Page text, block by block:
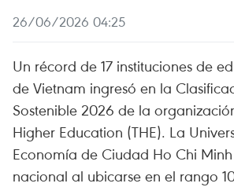
26/06/2026 04:25
Un récord de 17 instituciones de
de Vietnam ingresó en la
Sostenible 2026 de la
Higher Education (THE). La
Economía de Ciudad Ho Chi
nacional al ubicarse en el rango